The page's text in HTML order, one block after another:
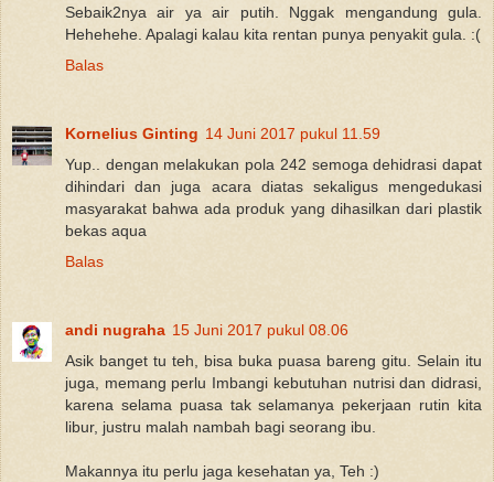
Sebaik2nya air ya air putih. Nggak mengandung gula.
Hehehehe. Apalagi kalau kita rentan punya penyakit gula. :(
Balas
Kornelius Ginting 14 Juni 2017 pukul 11.59
Yup.. dengan melakukan pola 242 semoga dehidrasi dapat
dihindari dan juga acara diatas sekaligus mengedukasi
masyarakat bahwa ada produk yang dihasilkan dari plastik
bekas aqua
Balas
andi nugraha 15 Juni 2017 pukul 08.06
Asik banget tu teh, bisa buka puasa bareng gitu. Selain itu
juga, memang perlu Imbangi kebutuhan nutrisi dan didrasi,
karena selama puasa tak selamanya pekerjaan rutin kita
libur, justru malah nambah bagi seorang ibu.
Makannya itu perlu jaga kesehatan ya, Teh :)